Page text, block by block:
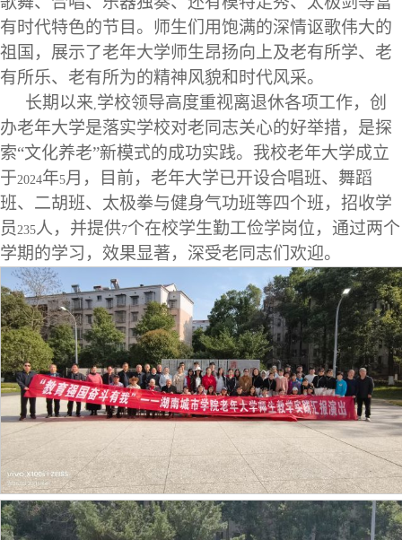
有时代特色的节目。师生们用饱满的深情讴歌伟大的
祖国，展示了老年大学师生昂扬向上及老有所学、老
有所乐、老有所为的精神风貌和时代风采。
长期以来,学校领导高度重视离退休各项工作，创
办老年大学是落实学校对老同志关心的好举措，是探
索“文化养老”新模式的成功实践。我校老年大学成立
于2024年5月，目前，老年大学已开设合唱班、舞蹈
班、二胡班、太极拳与健身气功班等四个班，招收学
员235人，并提供7个在校学生勤工俭学岗位，通过两个
学期的学习，效果显著，深受老同志们欢迎。